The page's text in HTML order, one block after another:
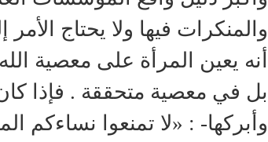
والمنكرات فيها ولا يحتاج
أنه يعين المرأة على معصية
بل في معصية متحققة . فإذا
وأبركها- : «لا تمنعوا